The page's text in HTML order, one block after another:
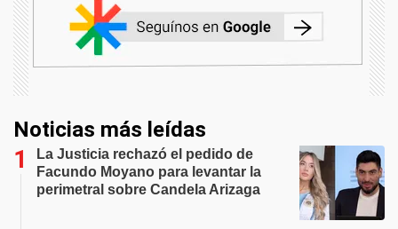
Noticias más leídas
La Justicia rechazó el pedido de
Facundo Moyano para levantar la
perimetral sobre Candela Arizaga